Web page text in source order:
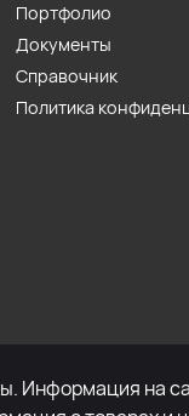
Портфолио
Документы
Справочник
Политика
Информация на